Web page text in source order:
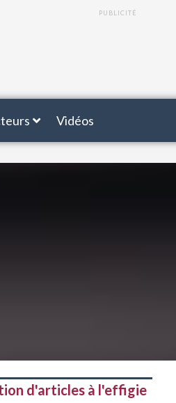
PUBLICITÉ
Vidéos
d'articles à l'effigie